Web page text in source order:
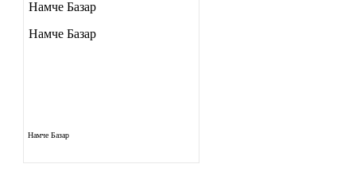
Намче Базар
Намче Базар
Намче Базар